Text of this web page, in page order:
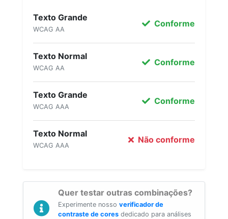
Texto Grande
WCAG AA
Conforme
Texto Normal
WCAG AA
Conforme
Texto Grande
WCAG AAA
Conforme
Texto Normal
WCAG AAA
Não conforme
Quer testar outras combinações?
Experimente nosso verificador de
contraste de cores dedicado para análises